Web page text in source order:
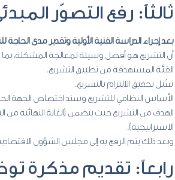
ثالثاً: رفع التصوّر
بعد إجراء الدراسة الفنية الأولية وتقدير مدى
أن التشريع هو أفضل وسيلة لمعالجة المشكلة، بما
الفئة المستهدفة من تطبيق التشريع.
سُبل تحقيق الالتزام بالتشريع.
الأساس النظامي للتشريع وسند اختصاص الجهة
الهدف من التشريع حيث يتضمن (الغاية النهائية من
الاستراتيجية).
وبعد ذلك يتم الرفع به إلى مجلس الشؤون
رابعاً: تقديم مذكرة